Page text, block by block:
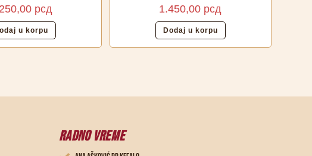
рсд
u korpu
1.450,00 рсд
Dodaj u korpu
RADNO VREME